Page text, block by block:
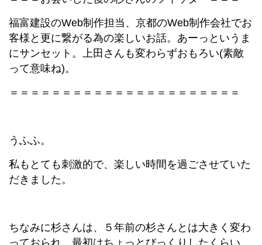
福富建設のWeb制作担当、京都のWeb制作会社でお
客様と更に繋がる為の楽しいお話。あーっというま
にサンセット。上田さんも変わらずおもろい(素敵
って意味ね)。
＝＝＝＝＝＝＝＝＝＝＝＝＝＝＝＝＝＝＝＝＝＝
うふふ。
私もとても刺激的で、楽しい時間を過ごさせていた
だきました。
ちなみに杉さんは、５年前の杉さんとは大きく変わ
っておられ、最初はちょっとびっくりしたくらい。